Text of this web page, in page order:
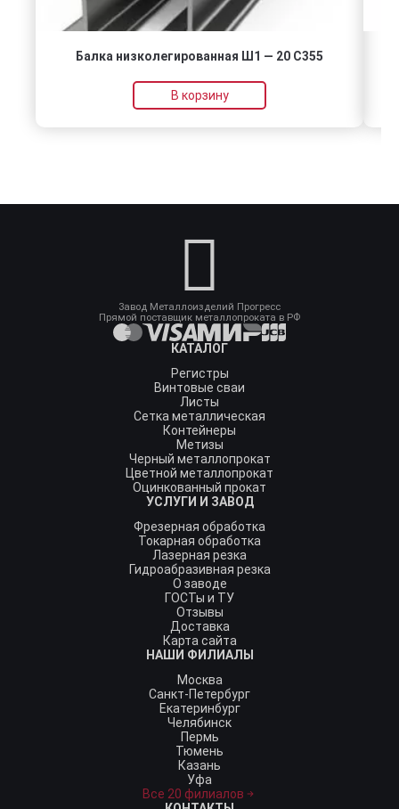
Балка низколегированная Ш1 — 20 С355
В корзину
Завод Металлоизделий Прогресс
Прямой поставщик металлопроката в РФ
КАТАЛОГ
Регистры
Винтовые сваи
Листы
Сетка металлическая
Контейнеры
Метизы
Черный металлопрокат
Цветной металлопрокат
Оцинкованный прокат
УСЛУГИ И ЗАВОД
Фрезерная обработка
Токарная обработка
Лазерная резка
Гидроабразивная резка
О заводе
ГОСТы и ТУ
Отзывы
Доставка
Карта сайта
НАШИ ФИЛИАЛЫ
Москва
Санкт-Петербург
Екатеринбург
Челябинск
Пермь
Тюмень
Казань
Уфа
Все 20 филиалов